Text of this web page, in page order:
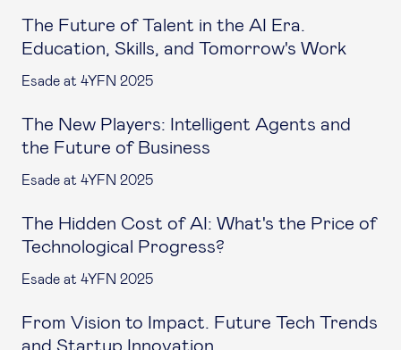
The Future of Talent in the AI Era.
Education, Skills, and Tomorrow's Work
Esade at 4YFN 2025
The New Players: Intelligent Agents and
the Future of Business
Esade at 4YFN 2025
The Hidden Cost of AI: What's the Price of
Technological Progress?
Esade at 4YFN 2025
From Vision to Impact. Future Tech Trends
and Startup Innovation